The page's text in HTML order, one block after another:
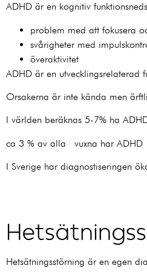
ADHD är en kognitiv
problem med att fokusera
svårigheter med
överaktivitet
ADHD är en utvecklingsrelaterad
Orsakerna är inte kända men
I världen beräknas 5-7% ha
ca 3 % av alla vuxna har ADHD
I Sverige har diagnostiseringen
Hetsätningsstörning är en egen